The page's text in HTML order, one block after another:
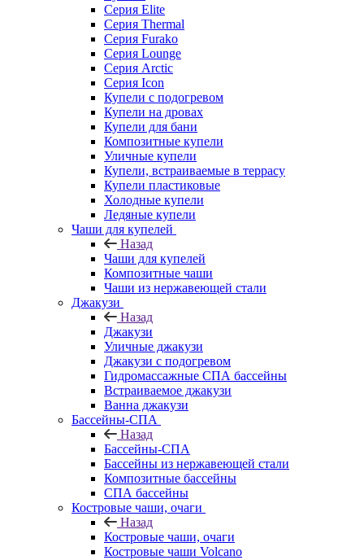
Серия Elite
Серия Thermal
Серия Furako
Серия Lounge
Серия Arctic
Серия Icon
Купели с подогревом
Купели на дровах
Купели для бани
Композитные купели
Уличные купели
Купели, встраиваемые в террасу
Купели пластиковые
Холодные купели
Ледяные купели
Чаши для купелей
Назад
Чаши для купелей
Композитные чаши
Чаши из нержавеющей стали
Джакузи
Назад
Джакузи
Уличные джакузи
Джакузи с подогревом
Гидромассажные СПА бассейны
Встраиваемое джакузи
Ванна джакузи
Бассейны-СПА
Назад
Бассейны-СПА
Бассейны из нержавеющей стали
Композитные бассейны
СПА бассейны
Костровые чаши, очаги
Назад
Костровые чаши, очаги
Костровые чаши Volcano